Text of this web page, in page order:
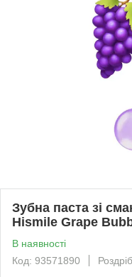
Зубна паста зі
Hismile Grape
В наявності
Код: 93571890
Роздріб